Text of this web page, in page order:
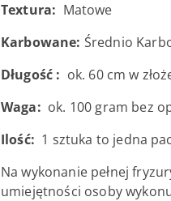
Textura: Matowe
Karbowane: Średnio
Długość : ok. 60 cm w
Waga: ok. 100 gram bez
Ilość: 1 sztuka to jedna
Na wykonanie pełnej
umiejętności osoby